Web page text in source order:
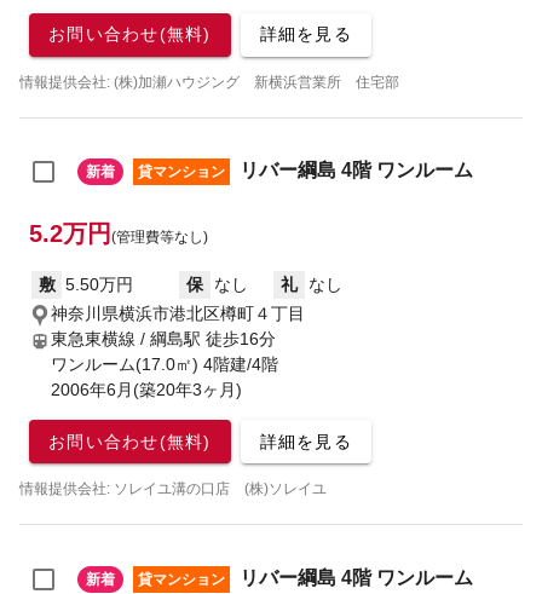
お問い合わせ(無料) 詳細を見る
情報提供会社: (株)加瀬ハウジング 新横浜営業所 住宅部
新着 貸マンション リバー綱島 4階 ワンルーム
5.2万円 (管理費等なし)
敷 5.50万円 保 なし 礼
なし
神奈川県横浜市港北区樽町４丁目
東急東横線 / 綱島駅 徒歩16分
ワンルーム(17.0㎡) 4階建/4階
2006年6月(築20年3ヶ月)
お問い合わせ(無料) 詳細を見る
情報提供会社: ソレイユ溝の口店 (株)ソレイユ
新着 貸マンション リバー綱島 4階 ワンルーム